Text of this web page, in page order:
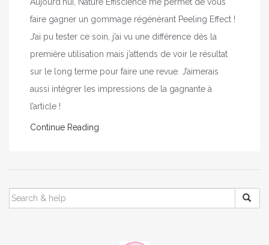
faire gagner un gommage régénérant Peeling Effect !
J’ai pu tester ce soin, j’ai vu une différence dès la
première utilisation mais j’attends de voir le résultat
sur le long terme pour faire une revue. J’aimerais
aussi intégrer les impressions de la gagnante à
l’article !
Continue Reading
SEARCH
FOR: